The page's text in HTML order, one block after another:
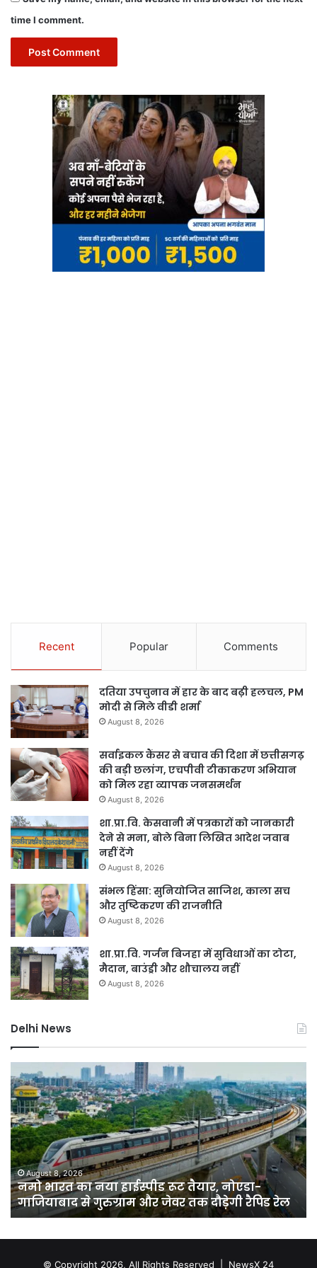
time I comment.
Recent Popular Comments
दतिया उपचुनाव में हार के बाद बढ़ी हलचल, PM
मोदी से मिले वीडी शर्मा
August 8, 2026
सर्वाइकल कैंसर से बचाव की दिशा में छत्तीसगढ़
की बड़ी छलांग, एचपीवी टीकाकरण अभियान
को मिल रहा व्यापक जनसमर्थन
August 8, 2026
शा.प्रा.वि. केसवानी में पत्रकारों को जानकारी
देने से मना, बोले बिना लिखित आदेश जवाब
नहीं देंगे
August 8, 2026
संभल हिंसा: सुनियोजित साजिश, काला सच
और तुष्टिकरण की राजनीति
August 8, 2026
शा.प्रा.वि. गर्जन बिजहा में सुविधाओं का टोटा,
मैदान, बाउंड्री और शौचालय नहीं
August 8, 2026
Delhi News
भारत
का
नया
हाईस्पीड
रूट
तैयार,
नोएडा-
गाजियाबाद
से
गुरुग्राम
August 8, 2026
नमो भारत का नया हाईस्पीड रूट तैयार, नोएडा-
गाजियाबाद से गुरुग्राम और जेवर तक दौड़ेगी रैपिड रेल
बाग
में
© Copyright 2026, All Rights Reserved | NewsX 24